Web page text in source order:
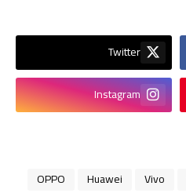
Twitter
Instagram
Vivo
Huawei
OPPO